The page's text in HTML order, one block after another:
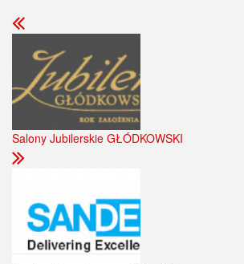
Salony Jubilerskie GŁÓDKOWSKI